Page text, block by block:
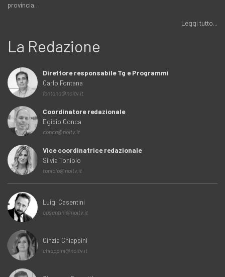
provincia…
Leggi tutto...
La Redazione
Direttore responsabile Tg e Programmi
Carlo Fontana
fontana@noitv.it
Coordinatore redazionale
Egidio Conca
conca@noitv.it
Vice coordinatrice redazionale
Silvia Toniolo
toniolo@noitv.it
Luigi Casentini
casentini@noitv.it
Cinzia Chiappini
chiappini@noitv.it